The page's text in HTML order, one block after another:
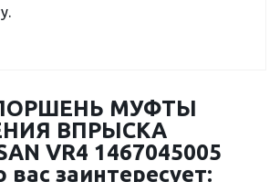
МУФТЫ
ВПРЫСКА
VR4 1467045005
заинтересует: